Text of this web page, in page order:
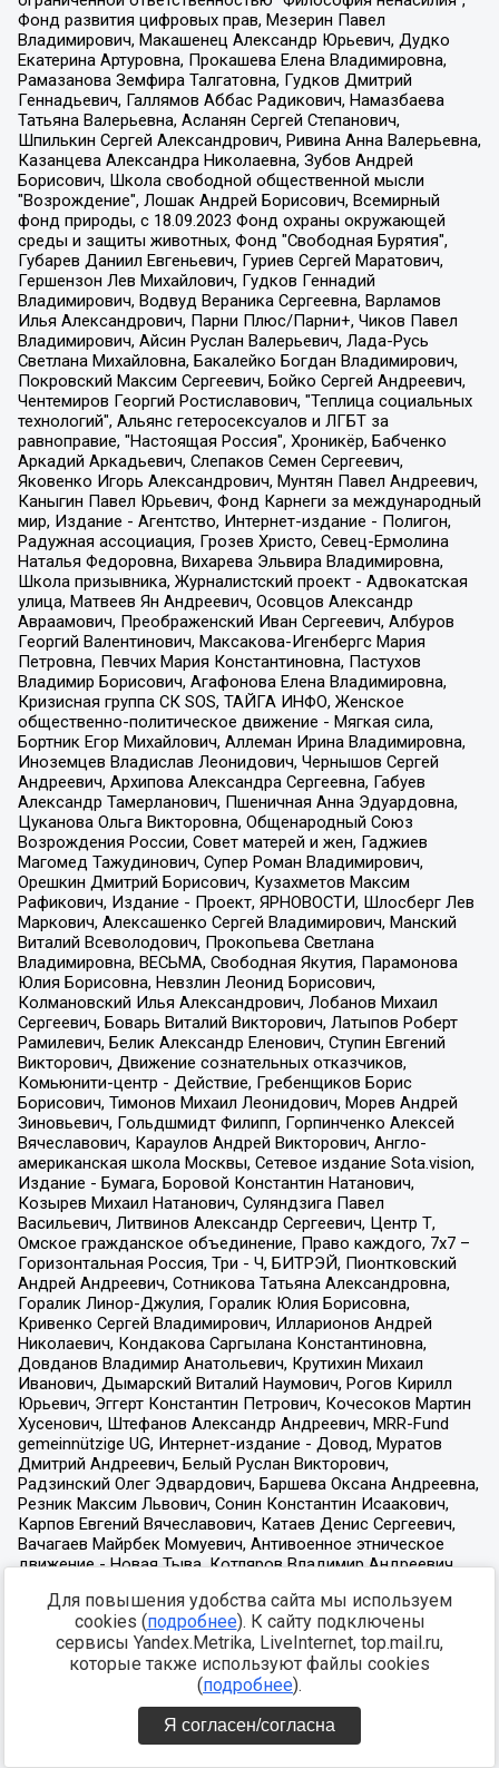
Для повышения удобства сайта мы используем
cookies (подробнее). К сайту подключены
сервисы Yandex.Metrika, LiveInternet, top.mail.ru,
которые также используют файлы cookies
(подробнее).
Я согласен/согласна